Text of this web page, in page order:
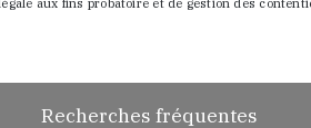
aux fins probatoire et de gestion des
Recherches fréquentes